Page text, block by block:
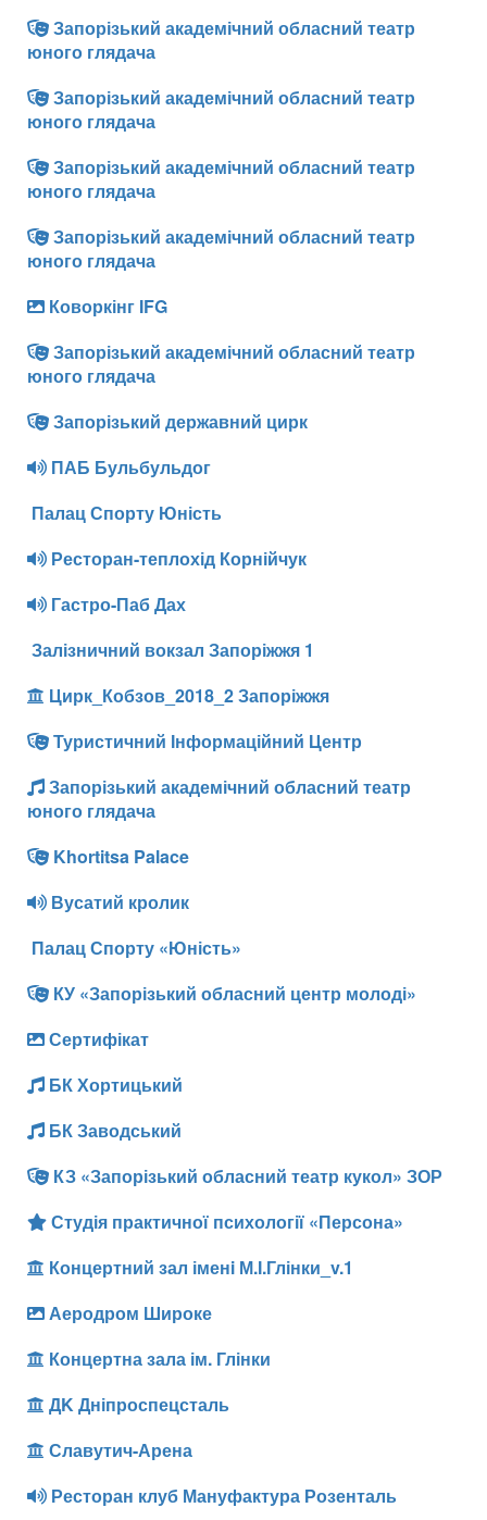
Запорізький академічний обласний театр
юного глядача
Запорізький академічний обласний театр
юного глядача
Запорізький академічний обласний театр
юного глядача
Запорізький академічний обласний театр
юного глядача
Коворкінг IFG
Запорізький академічний обласний театр
юного глядача
Запорізький державний цирк
ПАБ Бульбульдог
Палац Спорту Юність
Ресторан-теплохід Корнійчук
Гастро-Паб Дах
Залізничний вокзал Запоріжжя 1
Цирк_Кобзов_2018_2 Запоріжжя
Туристичний Інформаційний Центр
Запорізький академічний обласний театр
юного глядача
Khortitsa Palace
Вусатий кролик
Палац Спорту «Юність»
КУ «Запорізький обласний центр молоді»
Сертифікат
БК Хортицький
БК Заводський
КЗ «Запорізький обласний театр кукол» ЗОР
Студія практичної психології «Персона»
Концертний зал іменi М.І.Глінки_v.1
Аеродром Широке
Концертна зала ім. Глінки
ДK Дніпроспецсталь
Славутич-Арена
Ресторан клуб Мануфактура Розенталь